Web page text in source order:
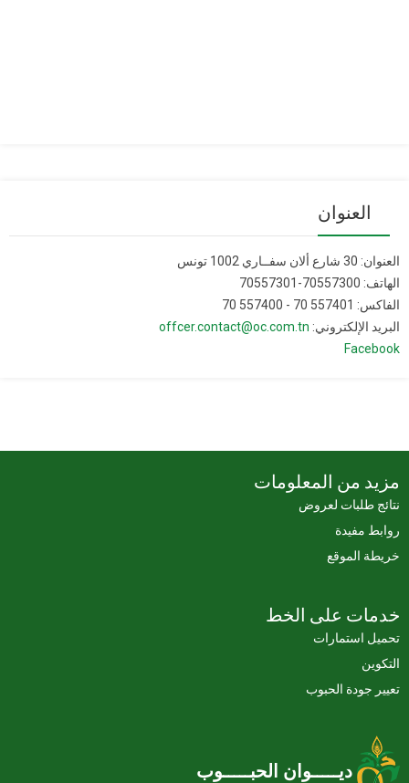
العنوان
العنوان: 30 شارع ألان سفــاري 1002 تونس
الهاتف: 70557300-70557301
الفاكس: 557401 70 - 557400 70
البريد الإلكتروني: offcer.contact@oc.com.tn
Facebook
مزيد من المعلومات
نتائج طلبات لعروض
روابط مفيدة
خريطة الموقع
خدمات على الخط
تحميل استمارات
التكوين
تعيير جودة الحبوب
ديـــــوان الحبـــــوب